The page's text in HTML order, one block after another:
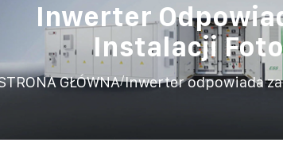
Inwerter
Instalacji
GŁÓWNA/Inwerter odpowiada